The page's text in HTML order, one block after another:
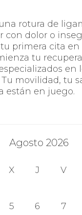
rotura de
con dolor o
primera cita en
tu
en
movilidad, tu
están en juego.
Agosto 2026
X J V
5 6 7